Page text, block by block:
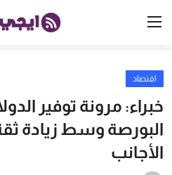
الرئيسية
مصر
الخليج
اقتصاد
خبراء: مرونة توفير
البورصة وسط زيادة
الأجانب